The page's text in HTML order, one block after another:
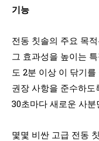
기능
전동 칫솔의 주요 목
그 효과성을 높이는
도 2분 이상 이 닦기
권장 사항을 준수하
30초마다 새로운 사
몇몇 비싼 고급 전동